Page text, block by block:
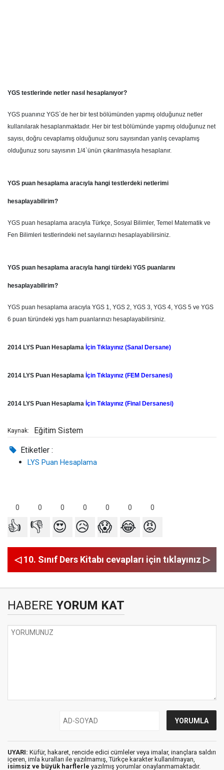
YGS testlerinde netler nasıl hesaplanıyor?
YGS puanınız YGS`de her bir test bölümünden yapmış olduğunuz netler
kullanılarak hesaplanmaktadır. Her bir test bölümünde yapmış olduğunuz net
sayısı, doğru cevaplamış olduğunuz soru sayısından yanlış cevaplamış
olduğunuz soru sayısının 1/4`ünün çıkarılmasıyla hesaplanır.
YGS puan hesaplama aracıyla hangi testlerdeki netlerimi
hesaplayabilirim?
YGS puan hesaplama aracıyla Türkçe, Sosyal Bilimler, Temel Matematik ve
Fen Bilimleri testlerindeki net sayılarınızı hesaplayabilirsiniz.
YGS puan hesaplama aracıyla hangi türdeki YGS puanlarını
hesaplayabilirim?
YGS puan hesaplama aracıyla YGS 1, YGS 2, YGS 3, YGS 4, YGS 5 ve YGS
6 puan türündeki ygs ham puanlarınızı hesaplayabilirsiniz.
2014 LYS Puan Hesaplama İçin Tıklayınız (Sanal Dersane)
2014 LYS Puan Hesaplama İçin Tıklayınız (FEM Dersanesi)
2014 LYS Puan Hesaplama İçin Tıklayınız (Final Dersanesi)
Kaynak: Eğitim Sistem
Etiketler :
LYS Puan Hesaplama
0 0 0 0 0 0 0
👍 👎 😍 😥 😱 😂 😡
◁ 10. Sınıf Ders Kitabı cevapları için tıklayınız ▷
HABERE YORUM KAT
UYARI: Küfür, hakaret, rencide edici cümleler veya imalar, inançlara saldırı
içeren, imla kuralları ile yazılmamış, Türkçe karakter kullanılmayan,
isimsiz ve büyük harflerle yazılmış yorumlar onaylanmamaktadır.